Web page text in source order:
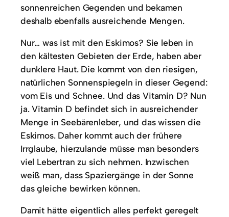
sonnenreichen Gegenden und bekamen
deshalb ebenfalls ausreichende Mengen.
Nur… was ist mit den Eskimos? Sie leben in
den kältesten Gebieten der Erde, haben aber
dunklere Haut. Die kommt von den riesigen,
natürlichen Sonnenspiegeln in dieser Gegend:
vom Eis und Schnee. Und das Vitamin D? Nun
ja. Vitamin D befindet sich in ausreichender
Menge in Seebärenleber, und das wissen die
Eskimos. Daher kommt auch der frühere
Irrglaube, hierzulande müsse man besonders
viel Lebertran zu sich nehmen. Inzwischen
weiß man, dass Spaziergänge in der Sonne
das gleiche bewirken können.
Damit hätte eigentlich alles perfekt geregelt